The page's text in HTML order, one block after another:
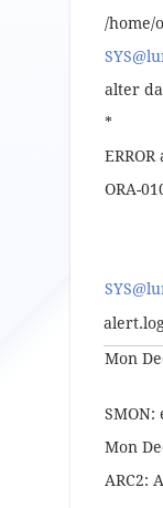
/home/
alter
*
ORA-
Mon
SMON:
Mon
ARC2: